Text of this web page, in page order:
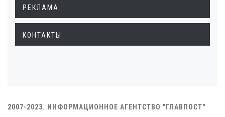
РЕКЛАМА
КОНТАКТЫ
2007-2023. ИНФОРМАЦИОННОЕ АГЕНТСТВО "ГЛАВПОСТ"